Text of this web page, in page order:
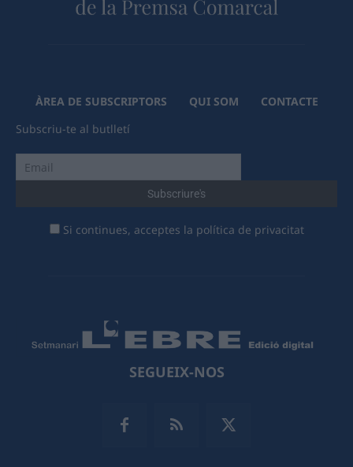
ÀREA DE SUBSCRIPTORS QUI SOM
CONTACTE
Subscriu-te al butlletí
Si continues, acceptes la política de privacitat
SEGUEIX-NOS